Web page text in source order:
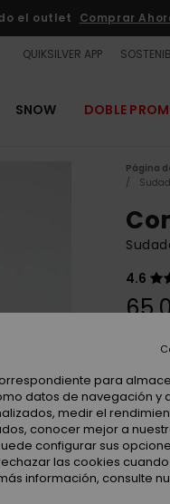
el outlet Comprar
QUIKSILVER APP
SNOW DOBLE
Página
4.6
para
datos de navegación y
medir el
conocer mejor a
configurar sus
las cookies
información, consulte